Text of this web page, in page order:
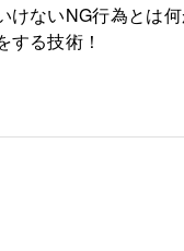
けないNG行為とは
する技術！